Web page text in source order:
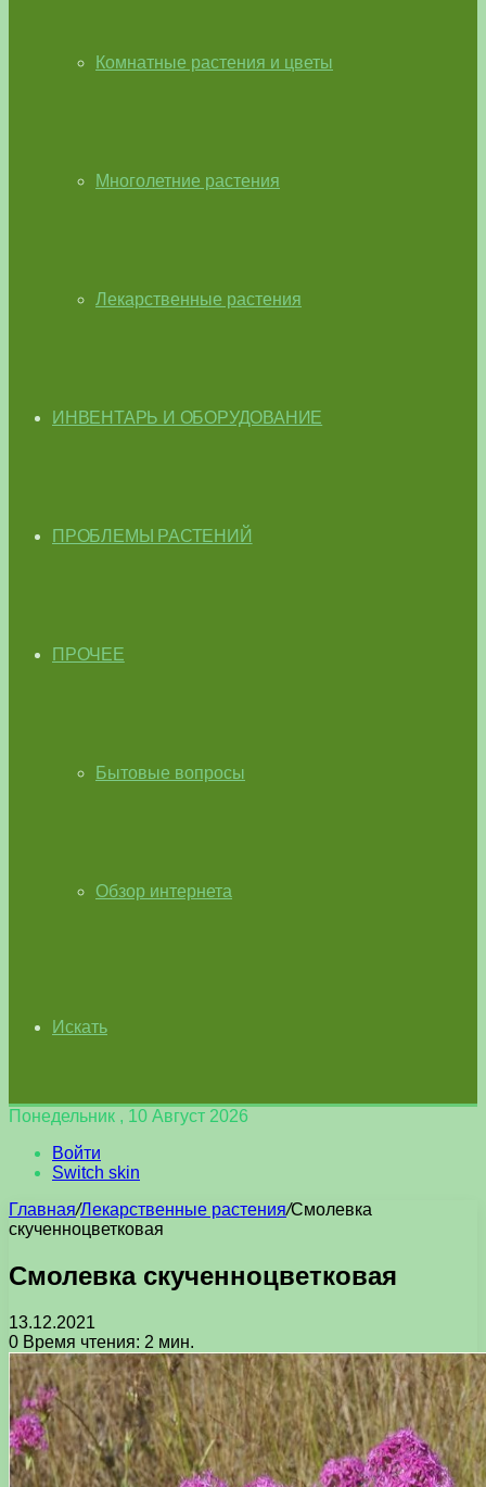
Комнатные растения и цветы
Многолетние растения
Лекарственные растения
ИНВЕНТАРЬ И ОБОРУДОВАНИЕ
ПРОБЛЕМЫ РАСТЕНИЙ
ПРОЧЕЕ
Бытовые вопросы
Обзор интернета
Искать
Понедельник , 10 Август 2026
Войти
Switch skin
Главная/Лекарственные растения/Смолевка
скученноцветковая
Смолевка скученноцветковая
13.12.2021
0 Время чтения: 2 мин.